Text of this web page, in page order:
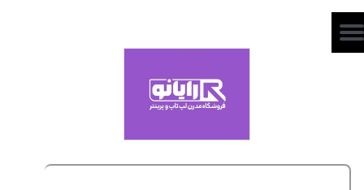
حساب کاربری من
خروج از حساب کاربری